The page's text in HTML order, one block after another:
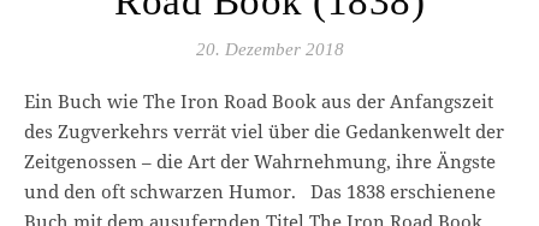
20. Dezember 2018
Ein Buch wie The Iron Road Book aus der Anfangszeit
des Zugverkehrs verrät viel über die Gedankenwelt der
Zeitgenossen – die Art der Wahrnehmung, ihre Ängste
und den oft schwarzen Humor. Das 1838 erschienene
Buch mit dem ausufernden Titel The Iron Road Book